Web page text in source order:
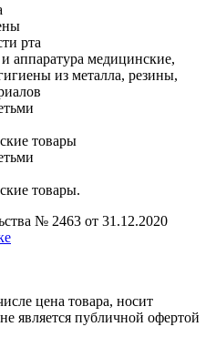
рта
аппаратура медицинские,
из металла, резины,
товары
товары.
№ 2463 от 31.12.2020
цена товара, носит
является публичной офертой